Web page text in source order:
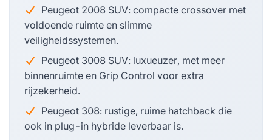
Peugeot 2008 SUV: compacte crossover met
voldoende ruimte en slimme
veiligheidssystemen.
Peugeot 3008 SUV: luxueuzer, met meer
binnenruimte en Grip Control voor extra
rijzekerheid.
Peugeot 308: rustige, ruime hatchback die
ook in plug-in hybride leverbaar is.